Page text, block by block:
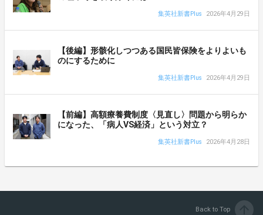
集英社新書Plus 2026年4月29日
【後編】形骸化しつつある国民皆保険をよりよいも
のにするために
集英社新書Plus 2026年4月29日
【前編】高額療養費制度〈見直し〉問題から明らか
になった、「病人VS経済」という対立？
集英社新書Plus 2026年4月28日
Back to Top